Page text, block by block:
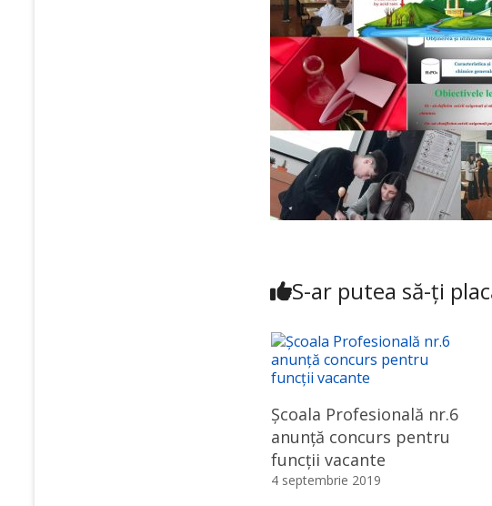
S-ar putea să-ți
Școala Profesională nr.6
anunță concurs pentru
funcții vacante
4 septembrie 2019